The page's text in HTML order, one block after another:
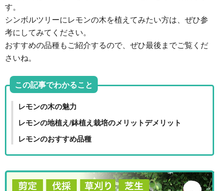
す。
シンボルツリーにレモンの木を植えてみたい方は、ぜひ参
考にしてみてください。
おすすめの品種もご紹介するので、ぜひ最後までご覧くだ
さいね。
この記事でわかること
レモンの木の魅力
レモンの地植え/鉢植え栽培のメリットデメリット
レモンのおすすめ品種